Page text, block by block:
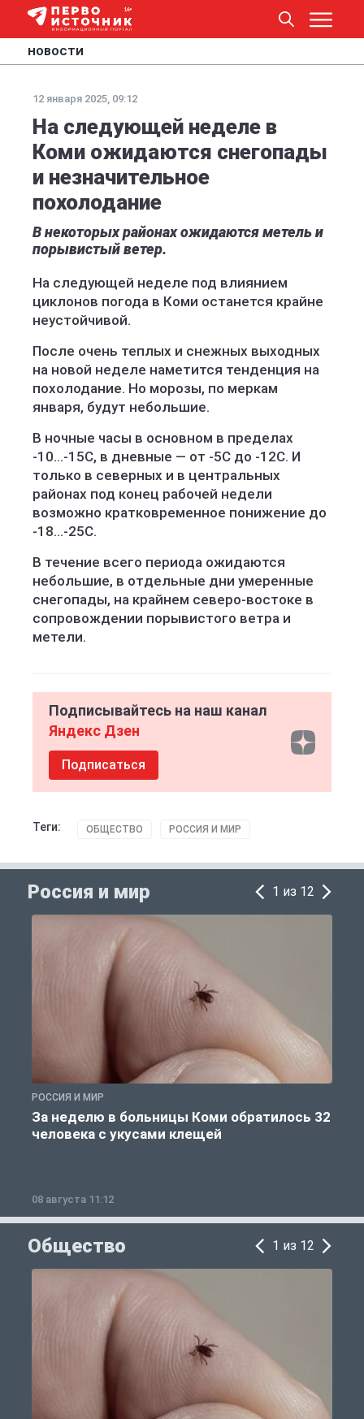
НОВОСТИ
12 января 2025, 09:12
На следующей неделе в
Коми ожидаются снегопады
и незначительное
похолодание
В некоторых районах ожидаются метель и
порывистый ветер.
На следующей неделе под влиянием
циклонов погода в Коми останется крайне
неустойчивой.
После очень теплых и снежных выходных
на новой неделе наметится тенденция на
похолодание. Но морозы, по меркам
января, будут небольшие.
В ночные часы в основном в пределах
-10...-15С, в дневные — от -5С до -12С. И
только в северных и в центральных
районах под конец рабочей недели
возможно кратковременное понижение до
-18...-25С.
В течение всего периода ожидаются
небольшие, в отдельные дни умеренные
снегопады, на крайнем северо-востоке в
сопровождении порывистого ветра и
метели.
Подписывайтесь на наш канал
Яндекс Дзен
Подписаться
Теги: ОБЩЕСТВО РОССИЯ И МИР
Россия и мир 1 из 12
РОССИЯ И МИР
За неделю в больницы Коми обратилось 32
человека с укусами клещей
08 августа 11:12
Общество 1 из 12